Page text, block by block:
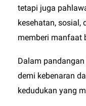
tetapi juga
kesehatan, sosial,
memberi manfaat
Dalam
demi kebenaran
kedudukan yang